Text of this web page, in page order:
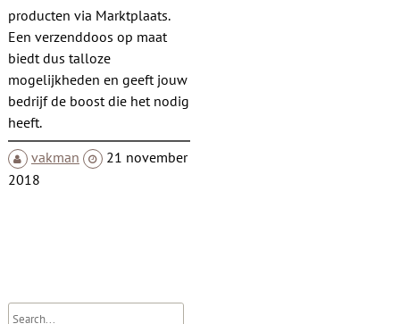
producten via Marktplaats.
Een verzenddoos op maat
biedt dus talloze
mogelijkheden en geeft jouw
bedrijf de boost die het nodig
heeft.
vakman
21 november
2018